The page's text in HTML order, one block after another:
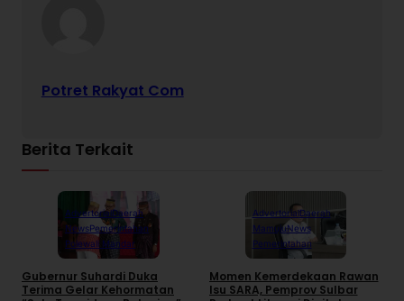
Potret Rakyat Com
Berita Terkait
AdvertorialDaerah
NewsPemerintahan
Polewali Mandar
Gubernur Suhardi Duka
Terima Gelar Kehormatan
AdvertorialDaerah
MamujuNews
Pemerintahan
Momen Kemerdekaan Rawan
Isu SARA, Pemprov Sulbar